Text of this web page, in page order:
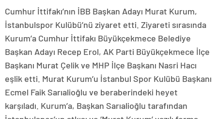
Cumhur İttifakı’nın İBB Başkan Adayı Murat Kurum,
İstanbulspor Kulübü’nü ziyaret etti. Ziyareti sırasında
Kurum’a Cumhur İttifakı Büyükçekmece Belediye
Başkan Adayı Recep Erol, AK Parti Büyükçekmece İlçe
Başkanı Murat Çelik ve MHP İlçe Başkanı Nasri Hacı
eşlik etti. Murat Kurum’u İstanbul Spor Kulübü Başkanı
Ecmel Faik Sarıalioğlu ve beraberindeki heyet
karşıladı. Kurum’a, Başkan Sarıalioğlu tarafından